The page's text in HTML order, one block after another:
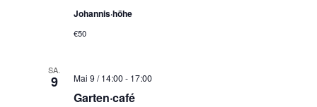
Johannis·höhe
€50
SA.
9
Garten·café
Mai 9 / 14:00 - 17:00